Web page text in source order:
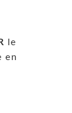
le
en